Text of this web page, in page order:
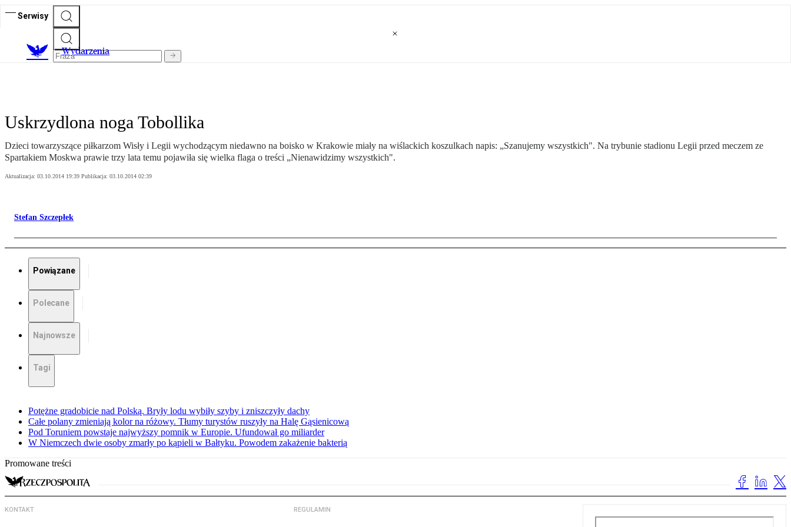
Serwisy
Wydarzenia
Uskrzydlona noga Tobollika
Dzieci towarzyszące piłkarzom Wisły i Legii wychodzącym niedawno na boisko w Krakowie miały na wiślackich koszulkach napis: „Szanujemy wszystkich". Na trybunie stadionu Legii przed meczem ze
Spartakiem Moskwa prawie trzy lata temu pojawiła się wielka flaga o treści „Nienawidzimy wszystkich".
Aktualizacja: 03.10.2014 19:39 Publikacja: 03.10.2014 02:39
Stefan Szczepłek
Powiązane
Polecane
Najnowsze
Tagi
Potężne gradobicie nad Polską. Bryły lodu wybiły szyby i zniszczyły dachy
Całe polany zmieniają kolor na różowy. Tłumy turystów ruszyły na Halę Gąsienicową
Pod Toruniem powstaje najwyższy pomnik w Europie. Ufundował go miliarder
W Niemczech dwie osoby zmarły po kąpieli w Bałtyku. Powodem zakażenie bakterią
Promowane treści
KONTAKT REGULAMIN